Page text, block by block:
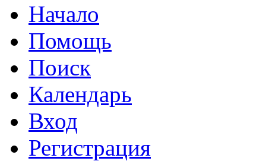
Начало
Помощь
Поиск
Календарь
Вход
Регистрация